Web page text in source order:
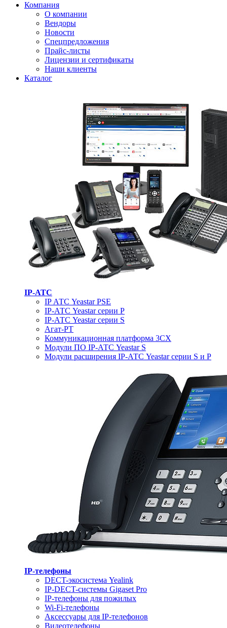
Компания
О компании
Вендоры
Новости
Спецпредложения
Прайс-листы
Лицензии и сертификаты
Наши клиенты
Каталог
IP-АТС
IP АТС Yeastar PSE
IP-АТС Yeastar серии P
IP-АТС Yeastar серии S
Агат-РТ
Коммуникационная платформа 3CX
Модули ПО IP-АТС Yeastar S
Модули расширения IP-АТС Yeastar серии S и P
IP-телефоны
DECT-экосистема Yealink
IP-DECT-системы Gigaset Pro
IP-телефоны для пожилых
Wi-Fi-телефоны
Аксессуары для IP-телефонов
Видеотелефоны